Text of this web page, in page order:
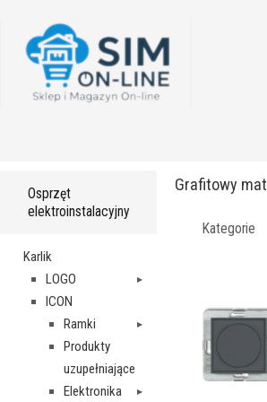
Osprzęt
elektroinstalacyjny
Karlik
LOGO
ICON
Ramki
Produkty
uzupełniające
Elektronika
Grafitowy mat
Kategorie